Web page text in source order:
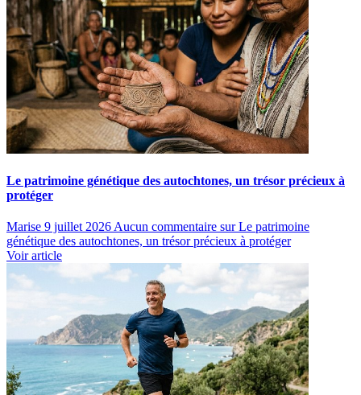
Le patrimoine génétique des autochtones, un trésor précieux à
protéger
Marise 9 juillet 2026 Aucun commentaire sur Le patrimoine
génétique des autochtones, un trésor précieux à protéger
Voir article